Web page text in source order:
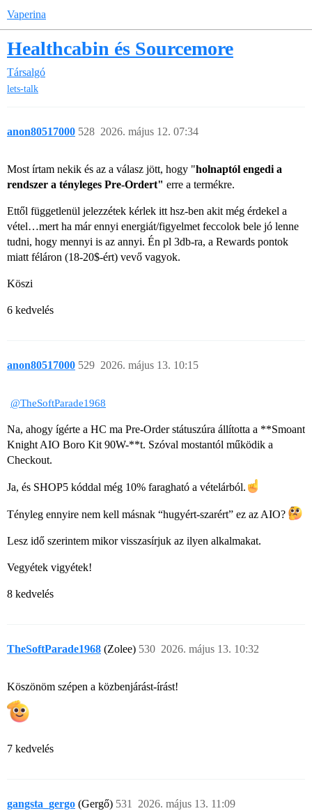
Vaperina
Healthcabin és Sourcemore
Társalgó
lets-talk
anon80517000 2026. május 12. 07:34
528
Most írtam nekik és az a válasz jött, hogy "holnaptól engedi a
rendszer a tényleges Pre-Ordert" erre a termékre.
Ettől függetlenül jelezzétek kérlek itt hsz-ben akit még érdekel a
vétel…mert ha már ennyi energiát/figyelmet feccolok bele jó lenne
tudni, hogy mennyi is az annyi. Én pl 3db-ra, a Rewards pontok
miatt féláron (18-20$-ért) vevő vagyok.
Köszi
6 kedvelés
anon80517000 2026. május 13. 10:15
529
@TheSoftParade1968
Na, ahogy ígérte a HC ma Pre-Order státuszúra állította a **Smoant
Knight AIO Boro Kit 90W-**t. Szóval mostantól működik a
Checkout.
Ja, és SHOP5 kóddal még 10% faragható a vételárból.
Tényleg ennyire nem kell másnak “hugyért-szarért” ez az AIO?
Lesz idő szerintem mikor visszasírjuk az ilyen alkalmakat.
Vegyétek vigyétek!
8 kedvelés
TheSoftParade1968 (Zolee) 2026. május 13. 10:32
530
Köszönöm szépen a közbenjárást-írást!
7 kedvelés
gangsta_gergo (Gergő) 2026. május 13. 11:09
531